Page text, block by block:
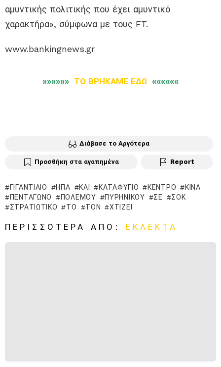
αμυντικής πολιτικής που έχει αμυντικό
χαρακτήρα», σύμφωνα με τους FT.
www.bankingnews.gr
»»»»»» ΤΟ ΒΡΗΚΑΜΕ ΕΔΩ ««««««
Διάβασε το Αργότερα
Προσθήκη στα αγαπημένα Report
ΓΙΓΑΝΤΙΑΊΟ ΗΠΑ ΚΑΙ ΚΑΤΑΦΎΓΙΟ ΚΈΝΤΡΟ
ΚΊΝΑ
ΠΕΝΤΆΓΩΝΟ
ΠΟΛΈΜΟΥ ΠΥΡΗΝΙΚΟΎ ΣΕ
ΣΟΚ
ΣΤΡΑΤΙΩΤΙΚΌ
ΤΟ ΤΟΝ ΧΤΊΖΕΙ
ΠΕΡΙΣΣΌΤΕΡΑ ΑΠΌ: ΕΚΛΕΚΤΆ